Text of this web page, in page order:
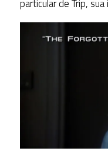
particular de Trip, sua